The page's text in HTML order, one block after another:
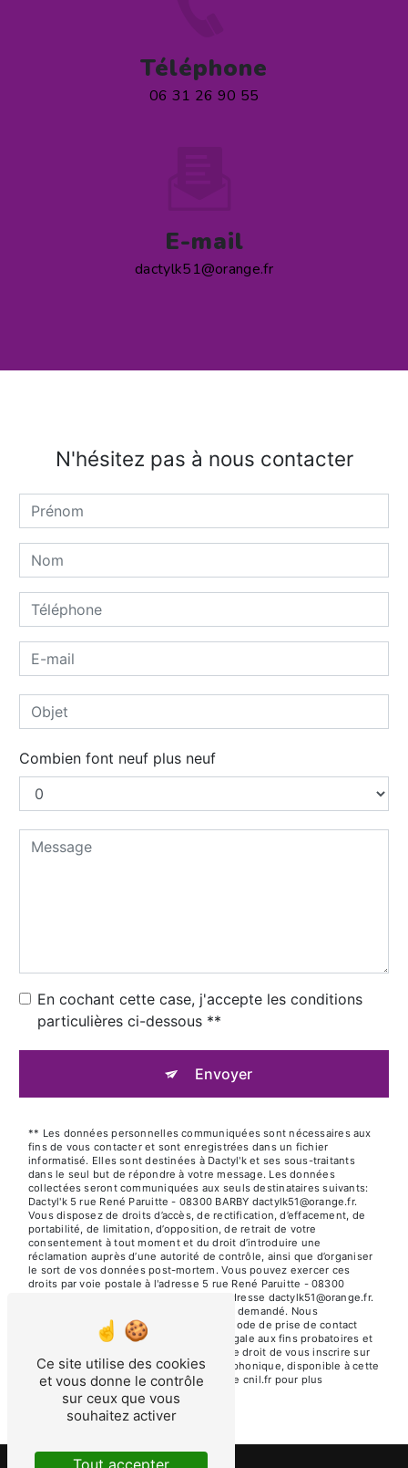
Téléphone
06 31 26 90 55
E-mail
dactylk51@orange.fr
N'hésitez pas à nous contacter
Combien font neuf plus neuf
En cochant cette case, j'accepte les conditions
particulières ci-dessous **
Envoyer
** Les données personnelles communiquées sont nécessaires aux
fins de vous contacter et sont enregistrées dans un fichier
informatisé. Elles sont destinées à Dactyl'k et ses sous-traitants
dans le seul but de répondre à votre message. Les données
collectées seront communiquées aux seuls destinataires suivants:
Dactyl'k 5 rue René Paruitte - 08300 BARBY dactylk51@orange.fr.
Vous disposez de droits d’accès, de rectification, d’effacement, de
portabilité, de limitation, d’opposition, de retrait de votre
consentement à tout moment et du droit d’introduire une
réclamation auprès d’une autorité de contrôle, ainsi que d’organiser
le sort de vos données post-mortem. Vous pouvez exercer ces
droits par voie postale à l'adresse 5 rue René Paruitte - 08300
BARBY ou par courrier électronique à l'adresse dactylk51@orange.fr.
Un justificatif d'identité pourra vous être demandé. Nous
conservons vos données pendant la période de prise de contact
puis pendant la durée de prescription légale aux fins probatoires et
de gestion des contentieux. Vous avez le droit de vous inscrire sur
la liste d'opposition au démarchage téléphonique, disponible à cette
adresse: Bloctel.gouv.fr . Consultez le site cnil.fr pour plus
d’informations sur vos droits.
Ce site utilise des cookies
et vous donne le contrôle
sur ceux que vous
souhaitez activer
Tout accepter